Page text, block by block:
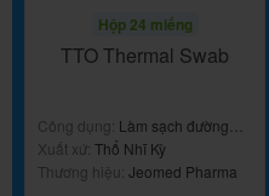
Hộp 24 miếng
TTO Thermal Swab
Công dụng: Làm sạch đường
viền mắt, lông mi, lông mày và
mí mắt
Xuất xứ: Thổ Nhĩ Kỳ
Thương hiệu: Jeomed Pharma